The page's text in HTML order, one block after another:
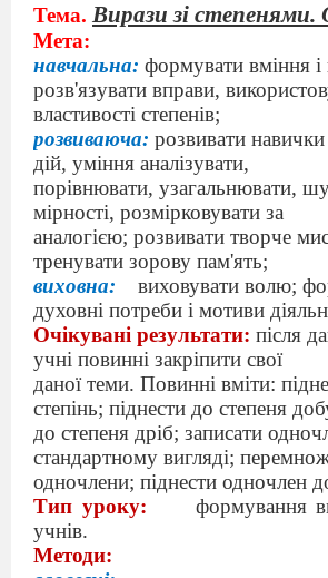
Тема. Вирази зі степенями.
Мета:
навчальна: формувати вміння і
розв'язувати вправи,
властивості степенів;
розвиваюча: розвивати
дій, уміння аналізувати,
порівнювати, узагальнювати,
мірності, розмірковувати за
аналогією; розвивати творче
тренувати зорову пам'ять;
виховна:
виховувати волю;
духовні потреби і мотиви
Очікувані результати: після
учні повинні закріпити свої
даної теми. Повинні вміти:
степінь; піднести до степеня
до степеня дріб; записати
стандартному вигляді;
одночлени; піднести одночлен
Тип уроку:
формування
учнів.
Методи: